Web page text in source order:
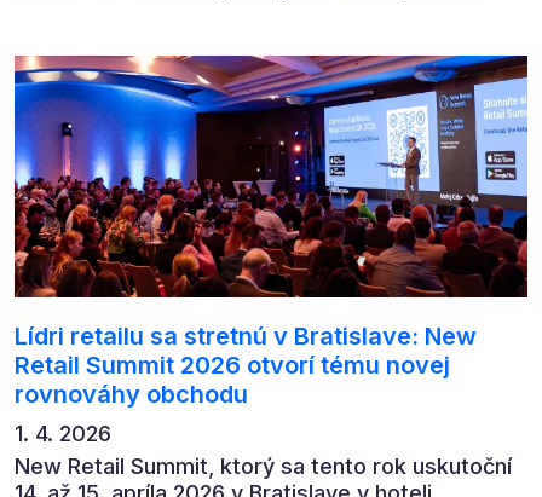
automatizaci, leadership i budoucnost role CFO.
Lídri retailu sa stretnú v Bratislave: New
Retail Summit 2026 otvorí tému novej
rovnováhy obchodu
1. 4. 2026
New Retail Summit, ktorý sa tento rok uskutoční